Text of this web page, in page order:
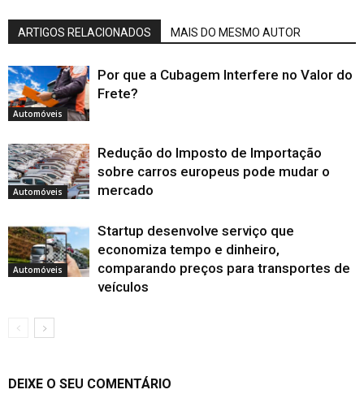
ARTIGOS RELACIONADOS MAIS DO MESMO AUTOR
Automóveis
Por que a Cubagem Interfere no Valor do
Frete?
Automóveis
Redução do Imposto de Importação
sobre carros europeus pode mudar o
mercado
Automóveis
Startup desenvolve serviço que
economiza tempo e dinheiro,
comparando preços para transportes de
veículos
DEIXE O SEU COMENTÁRIO